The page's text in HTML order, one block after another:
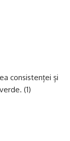
consistenței și
(1)